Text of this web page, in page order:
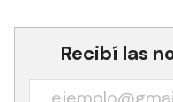
Recibí las